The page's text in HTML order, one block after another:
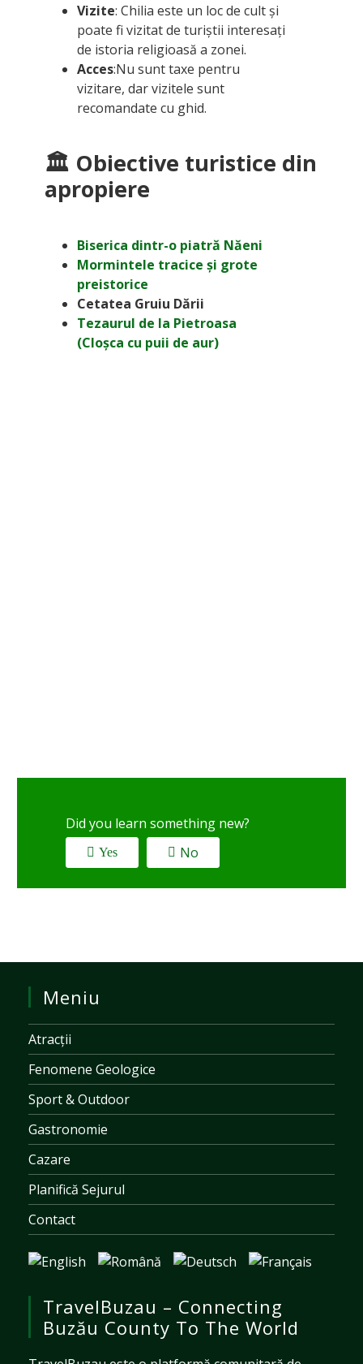
Vizite: Chilia este un loc de cult și
poate fi vizitat de turiștii interesați
de istoria religioasă a zonei.
Acces:Nu sunt taxe pentru
vizitare, dar vizitele sunt
recomandate cu ghid.
🏛 Obiective turistice din
apropiere
Biserica dintr-o piatră Năeni
Mormintele tracice și grote
preistorice
Cetatea Gruiu Dării
Tezaurul de la Pietroasa
(Cloșca cu puii de aur)
Did you learn something new?
Yes No
Meniu
Atracții
Fenomene Geologice
Sport & Outdoor
Gastronomie
Cazare
Planifică Sejurul
Contact
TravelBuzau – Connecting
Buzău County To The World